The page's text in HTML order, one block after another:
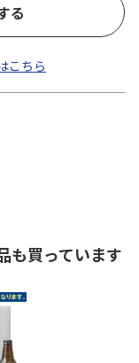
る
こちら
も買っています